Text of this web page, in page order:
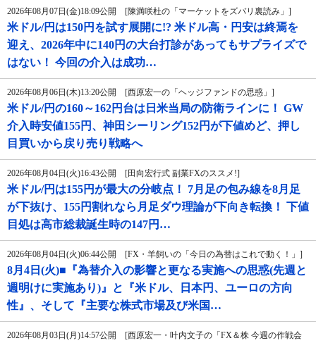
2026年08月07日(金)18:09公開 [陳満咲杜の「マーケットをズバリ裏読み」]
米ドル/円は150円を試す展開に!? 米ドル高・円安は終焉を
迎え、2026年中に140円の大台打診があってもサプライズで
はない！ 今回の介入は成功…
2026年08月06日(木)13:20公開 [西原宏一の「ヘッジファンドの思惑」]
米ドル/円の160～162円台は日米当局の防衛ラインに！ GW
介入時安値155円、神田シーリング152円が下値めど、押し
目買いから戻り売り戦略へ
2026年08月04日(火)16:43公開 [田向宏行式 副業FXのススメ!]
米ドル/円は155円が最大の分岐点！ 7月足の包み線を8月足
が下抜け、155円割れなら月足ダウ理論が下向き転換！ 下値
目処は高市総裁誕生時の147円…
2026年08月04日(火)06:44公開 [FX・羊飼いの「今日の為替はこれで動く！」]
8月4日(火)■『為替介入の影響と更なる実施への思惑(先週と
週明けに実施あり)』と『米ドル、日本円、ユーロの方向
性』、そして『主要な株式市場及び米国…
2026年08月03日(月)14:57公開 [西原宏一・叶内文子の「FX＆株 今週の作戦会